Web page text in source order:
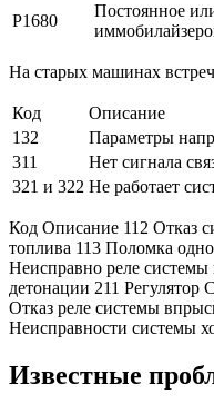
Р1680
Постоянное
На старых машинах
Код
Описание
132
Параметры
311
Нет сигнала
321 и 322 Не работает
Код Описание 112 Отказ
топлива 113 Поломка
Неисправно реле
детонации 211 Регулятор
Отказ реле системы
Неисправности системы
Известные